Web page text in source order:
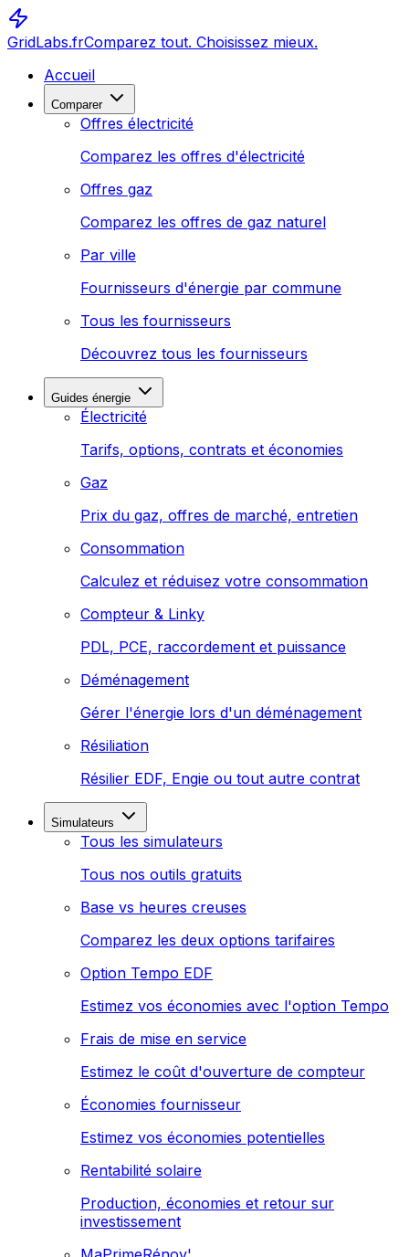
GridLabs.frComparez tout. Choisissez mieux.
Accueil
Comparer
Offres électricité
Comparez les offres d'électricité
Offres gaz
Comparez les offres de gaz naturel
Par ville
Fournisseurs d'énergie par commune
Tous les fournisseurs
Découvrez tous les fournisseurs
Guides énergie
Électricité
Tarifs, options, contrats et économies
Gaz
Prix du gaz, offres de marché, entretien
Consommation
Calculez et réduisez votre consommation
Compteur & Linky
PDL, PCE, raccordement et puissance
Déménagement
Gérer l'énergie lors d'un déménagement
Résiliation
Résilier EDF, Engie ou tout autre contrat
Simulateurs
Tous les simulateurs
Tous nos outils gratuits
Base vs heures creuses
Comparez les deux options tarifaires
Option Tempo EDF
Estimez vos économies avec l'option Tempo
Frais de mise en service
Estimez le coût d'ouverture de compteur
Économies fournisseur
Estimez vos économies potentielles
Rentabilité solaire
Production, économies et retour sur
investissement